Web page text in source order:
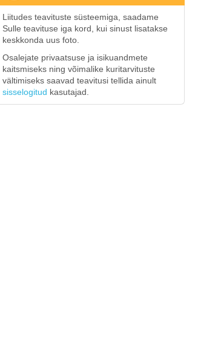
Liitudes teavituste süsteemiga, saadame
Sulle teavituse iga kord, kui sinust lisatakse
keskkonda uus foto.
Osalejate privaatsuse ja isikuandmete
kaitsmiseks ning võimalike kuritarvituste
vältimiseks saavad teavitusi tellida ainult
sisselogitud kasutajad.